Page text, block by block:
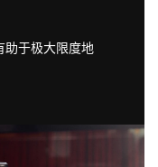
于极大限度地